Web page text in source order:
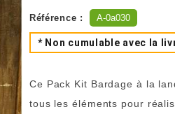
Référence : A-0a030
* Non cumulable avec la
Ce Pack Kit Bardage à la
tous les éléments pour